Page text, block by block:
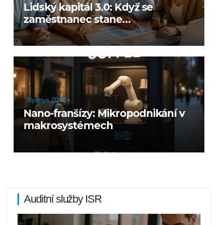
Lidský kapitál 3.0: Když se
zaměstnanec stane
mikropodnikatelem
Byznys 2030+
Nano-franšízy: Mikropodnikání v
makrosystémech
Auditní služby ISR